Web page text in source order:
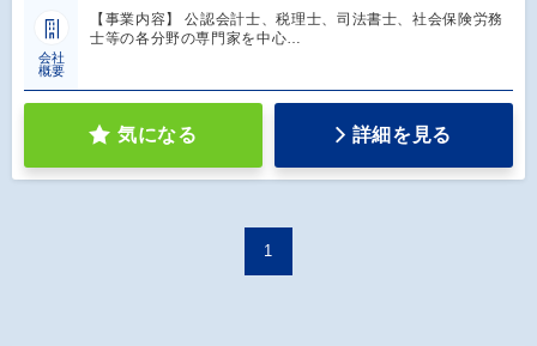
会社
概要
【事業内容】 公認会計士、税理士、司法書士、社会保険労務
士等の各分野の専門家を中心…
気になる 詳細を見る
1